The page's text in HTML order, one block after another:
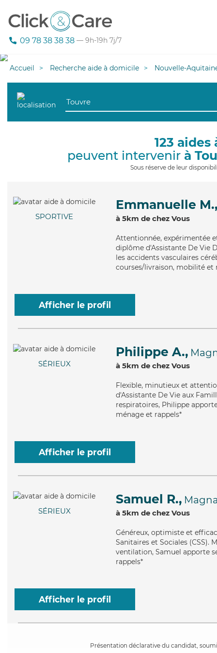
09 78 38 38 38 — 9h-19h 7j/7
Accueil Recherche aide à domicile Nouvelle-
123
peuvent intervenir à
Sous réserve de leur
SPORTIVE
Emmanuelle M.,
à 5km de chez Vous
Attentionnée, expérimentée
diplôme d'Assistante De Vie
les accidents vasculaires
courses/livraison, mobilité et
Afficher le profil
SÉRIEUX
Philippe A.,
à 5km de chez Vous
Flexible, minutieux et
d'Assistante De Vie aux
respiratoires, Philippe
ménage et rappels*
Afficher le profil
SÉRIEUX
Samuel R.,
à 5km de chez Vous
Généreux, optimiste et
Sanitaires et Sociales
ventilation, Samuel apporte
rappels*
Afficher le profil
Présentation déclarative du candidat,